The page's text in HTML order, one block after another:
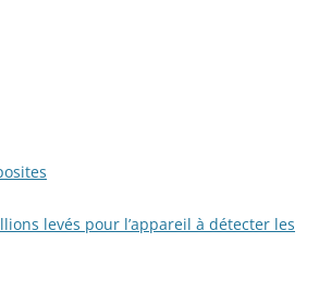
levés pour l’appareil à détecter les